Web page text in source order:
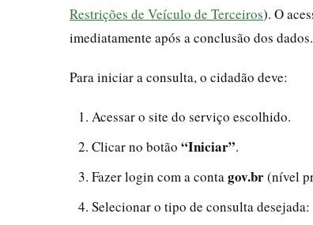
Restrições de Veículo de Terceiros). O
imediatamente após a conclusão dos dados.
Para iniciar a consulta, o cidadão deve:
Acessar o site do serviço escolhido.
Clicar no botão “Iniciar”.
Fazer login com a conta gov.br(nível
Selecionar o tipo de consulta desejada: